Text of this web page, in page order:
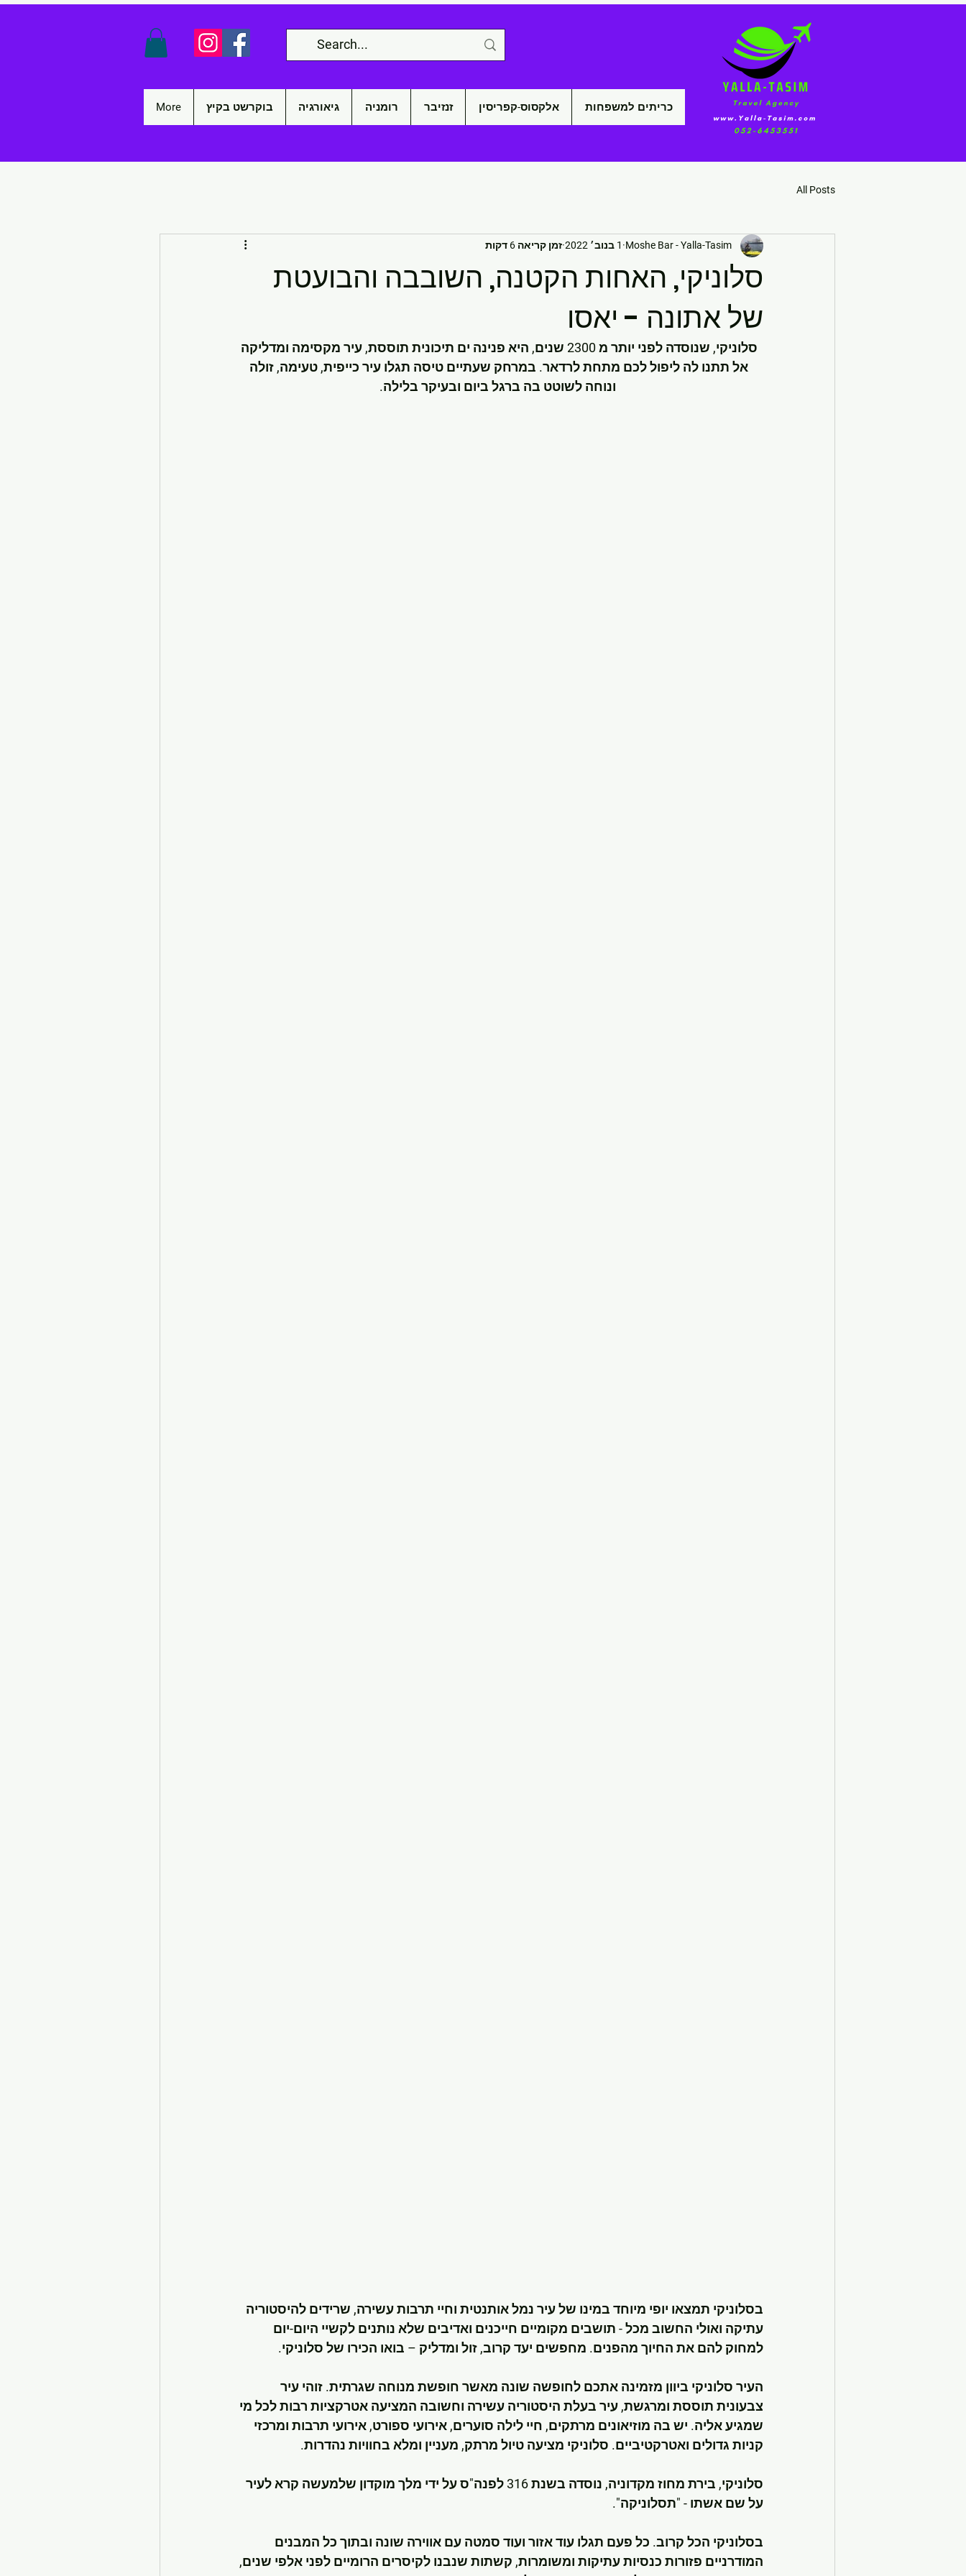
כריתים למשפחות אלקסוס-קפריסין זנזיבר רומניה גיאורגיה בוקרשט בקיץ More
All Posts
סלוניקי, האחות הקטנה, השובבה והבועטת
של אתונה - יאסו
Moshe Bar - Yalla-Tasim 1 בנוב׳ 2022 זמן קריאה 6 דקות
סלוניקי, שנוסדה לפני יותר מ 2300 שנים, היא פנינה ים תיכונית תוססת, עיר מקסימה ומדליקה
אל תתנו לה ליפול לכם מתחת לרדאר. במרחק שעתיים טיסה תגלו עיר כייפית, טעימה, זולה
ונוחה לשוטט בה ברגל ביום ובעיקר בלילה.
בסלוניקי תמצאו יופי מיוחד במינו של עיר נמל אותנטית וחיי תרבות עשירה, שרידים להיסטוריה
עתיקה ואולי החשוב מכל - תושבים מקומיים חייכנים ואדיבים שלא נותנים לקשיי היום-יום
למחוק להם את החיוך מהפנים. מחפשים יעד קרוב, זול ומדליק – בואו הכירו של סלוניקי.
העיר סלוניקי ביוון מזמינה אתכם לחופשה שונה מאשר חופשת מנוחה שגרתית. זוהי עיר
צבעונית תוססת ומרגשת, עיר בעלת היסטוריה עשירה וחשובה המציעה אטרקציות רבות לכל מי
שמגיע אליה. יש בה מוזיאונים מרתקים, חיי לילה סוערים, אירועי ספורט, אירועי תרבות ומרכזי
קניות גדולים ואטרקטיביים. סלוניקי מציעה טיול מרתק, מעניין ומלא בחוויות נהדרות.
סלוניקי, בירת מחוז מקדוניה, נוסדה בשנת 316 לפנה"ס על ידי מלך מוקדון שלמעשה קרא לעיר
על שם אשתו - "תסלוניקה".
בסלוניקי הכל קרוב. כל פעם תגלו עוד אזור ועוד סמטה עם אווירה שונה ובתוך כל המבנים
המודרניים פזורות כנסיות עתיקות ומשומרות, קשתות שנבנו לקיסרים הרומיים לפני אלפי שנים,